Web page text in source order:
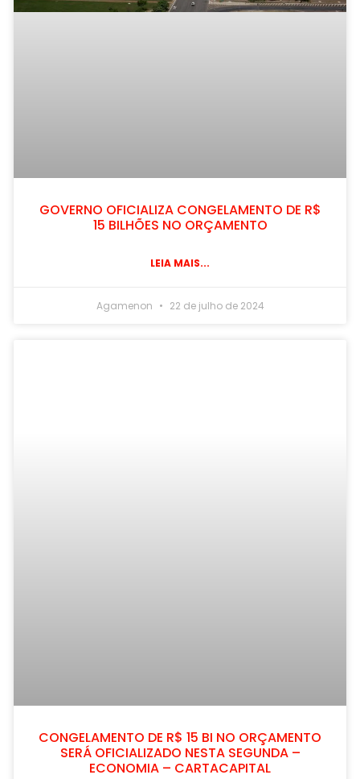
GOVERNO OFICIALIZA CONGELAMENTO DE R$
15 BILHÕES NO ORÇAMENTO
LEIA MAIS...
Agamenon 22 de julho de 2024
CONGELAMENTO DE R$ 15 BI NO ORÇAMENTO
SERÁ OFICIALIZADO NESTA SEGUNDA –
ECONOMIA – CARTACAPITAL